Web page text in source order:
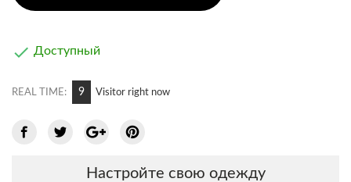
 Доступный
REAL TIME: 13 Visitor right now
Настройте свою одежду